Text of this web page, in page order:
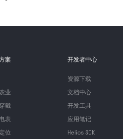
案
业
戴
表
位
开发者中心
资源下载
文档中心
开发工具
应用笔记
Helios SDK